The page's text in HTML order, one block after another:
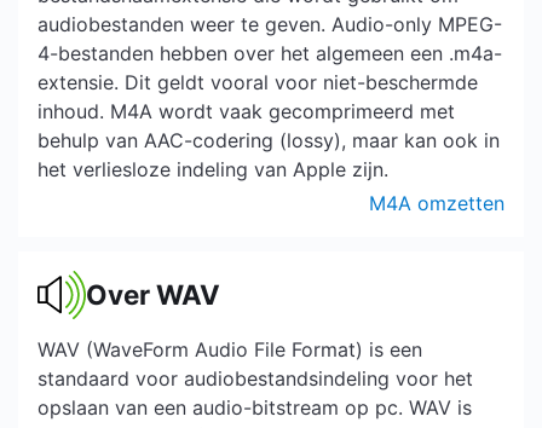
audiobestanden weer te geven. Audio-only MPEG-
4-bestanden hebben over het algemeen een .m4a-
extensie. Dit geldt vooral voor niet-beschermde
inhoud. M4A wordt vaak gecomprimeerd met
behulp van AAC-codering (lossy), maar kan ook in
het verliesloze indeling van Apple zijn.
M4A omzetten
Over WAV
WAV (WaveForm Audio File Format) is een
standaard voor audiobestandsindeling voor het
opslaan van een audio-bitstream op pc. WAV is